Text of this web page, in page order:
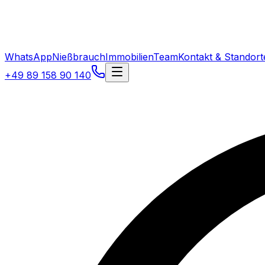
WhatsAppNießbrauchImmobilienTeamKontakt &
+49 89 158 90 140